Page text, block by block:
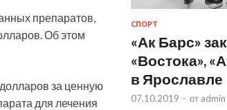
препаратов,
Об этом
за ценную
для лечения
СПОРТ
«Ак Барс»
«Востока»,
в Ярославле
07.10.2019 - от admin